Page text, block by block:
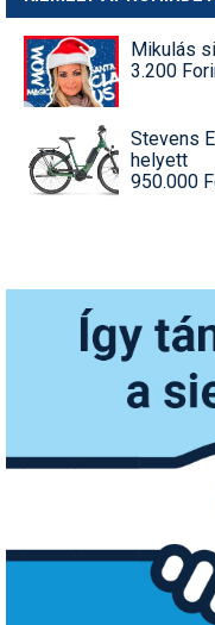
Mikulás
3.200
Stevens
helyett
950.000